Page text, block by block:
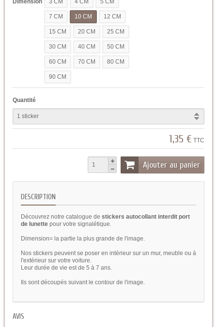
Dimension 3 CM 4 CM 5 CM
7 CM 10 CM 12 CM
15 CM 20 CM 25 CM
30 CM 40 CM 50 CM
60 CM 70 CM 80 CM
90 CM
Quantité
1,35 € TTC
Ajouter au panier
DESCRIPTION
Découvrez notre catalogue de stickers autocollant interdit port
de lunette pour votre signalétique.
Dimension= la partie la plus grande de l'image.
Nos stickers peuvent se poser en intérieur sur un mur, meuble ou à
l'extérieur sur votre voiture.
Leur durée de vie est de 5 à 7 ans.
Ils sont découpés suivant le contour de l'image.
AVIS